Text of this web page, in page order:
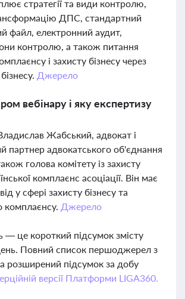
стратегії та види контролю,
ДПС, стандартний
файл, електронний аудит,
контролю, а також питання
і захисту бізнесу через
Джерело
вебінару і яку експертизу
Жабський, адвокат і
партнер адвокатського об'єднання
голова комітету із захисту
комплаєнс асоціації. Він має
у сфері захисту бізнесу та
комплаєнсу. Джерело
— це короткий підсумок змісту
Повний список першоджерел з
розширений підсумок за добу
версії Платформи LIGA360.